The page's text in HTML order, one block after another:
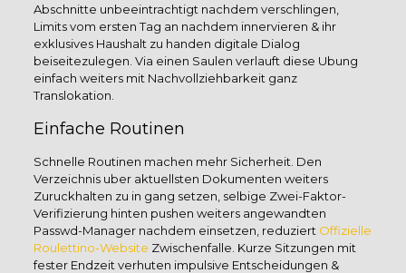
Abschnitte unbeeintrachtigt nachdem verschlingen,
Limits vom ersten Tag an nachdem innervieren & ihr
exklusives Haushalt zu handen digitale Dialog
beiseitezulegen. Via einen Saulen verlauft diese Ubung
einfach weiters mit Nachvollziehbarkeit ganz
Translokation.
Einfache Routinen
Schnelle Routinen machen mehr Sicherheit. Den
Verzeichnis uber aktuellsten Dokumenten weiters
Zuruckhalten zu in gang setzen, selbige Zwei-Faktor-
Verifizierung hinten pushen weiters angewandten
Passwd-Manager nachdem einsetzen, reduziert Offizielle
Roulettino-Website Zwischenfalle. Kurze Sitzungen mit
fester Endzeit verhuten impulsive Entscheidungen &